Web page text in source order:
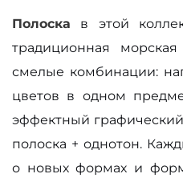
Полоска в этой
традиционная
смелые комбинации:
цветов в одном
эффектный графический
полоска + однотон.
о новых формах и